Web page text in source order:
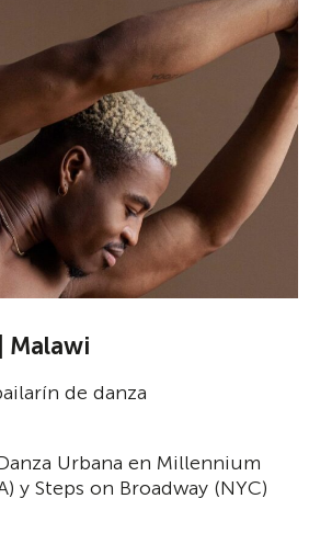
Malawi
de danza
Urbana en Millennium
y Steps on Broadway (NYC)